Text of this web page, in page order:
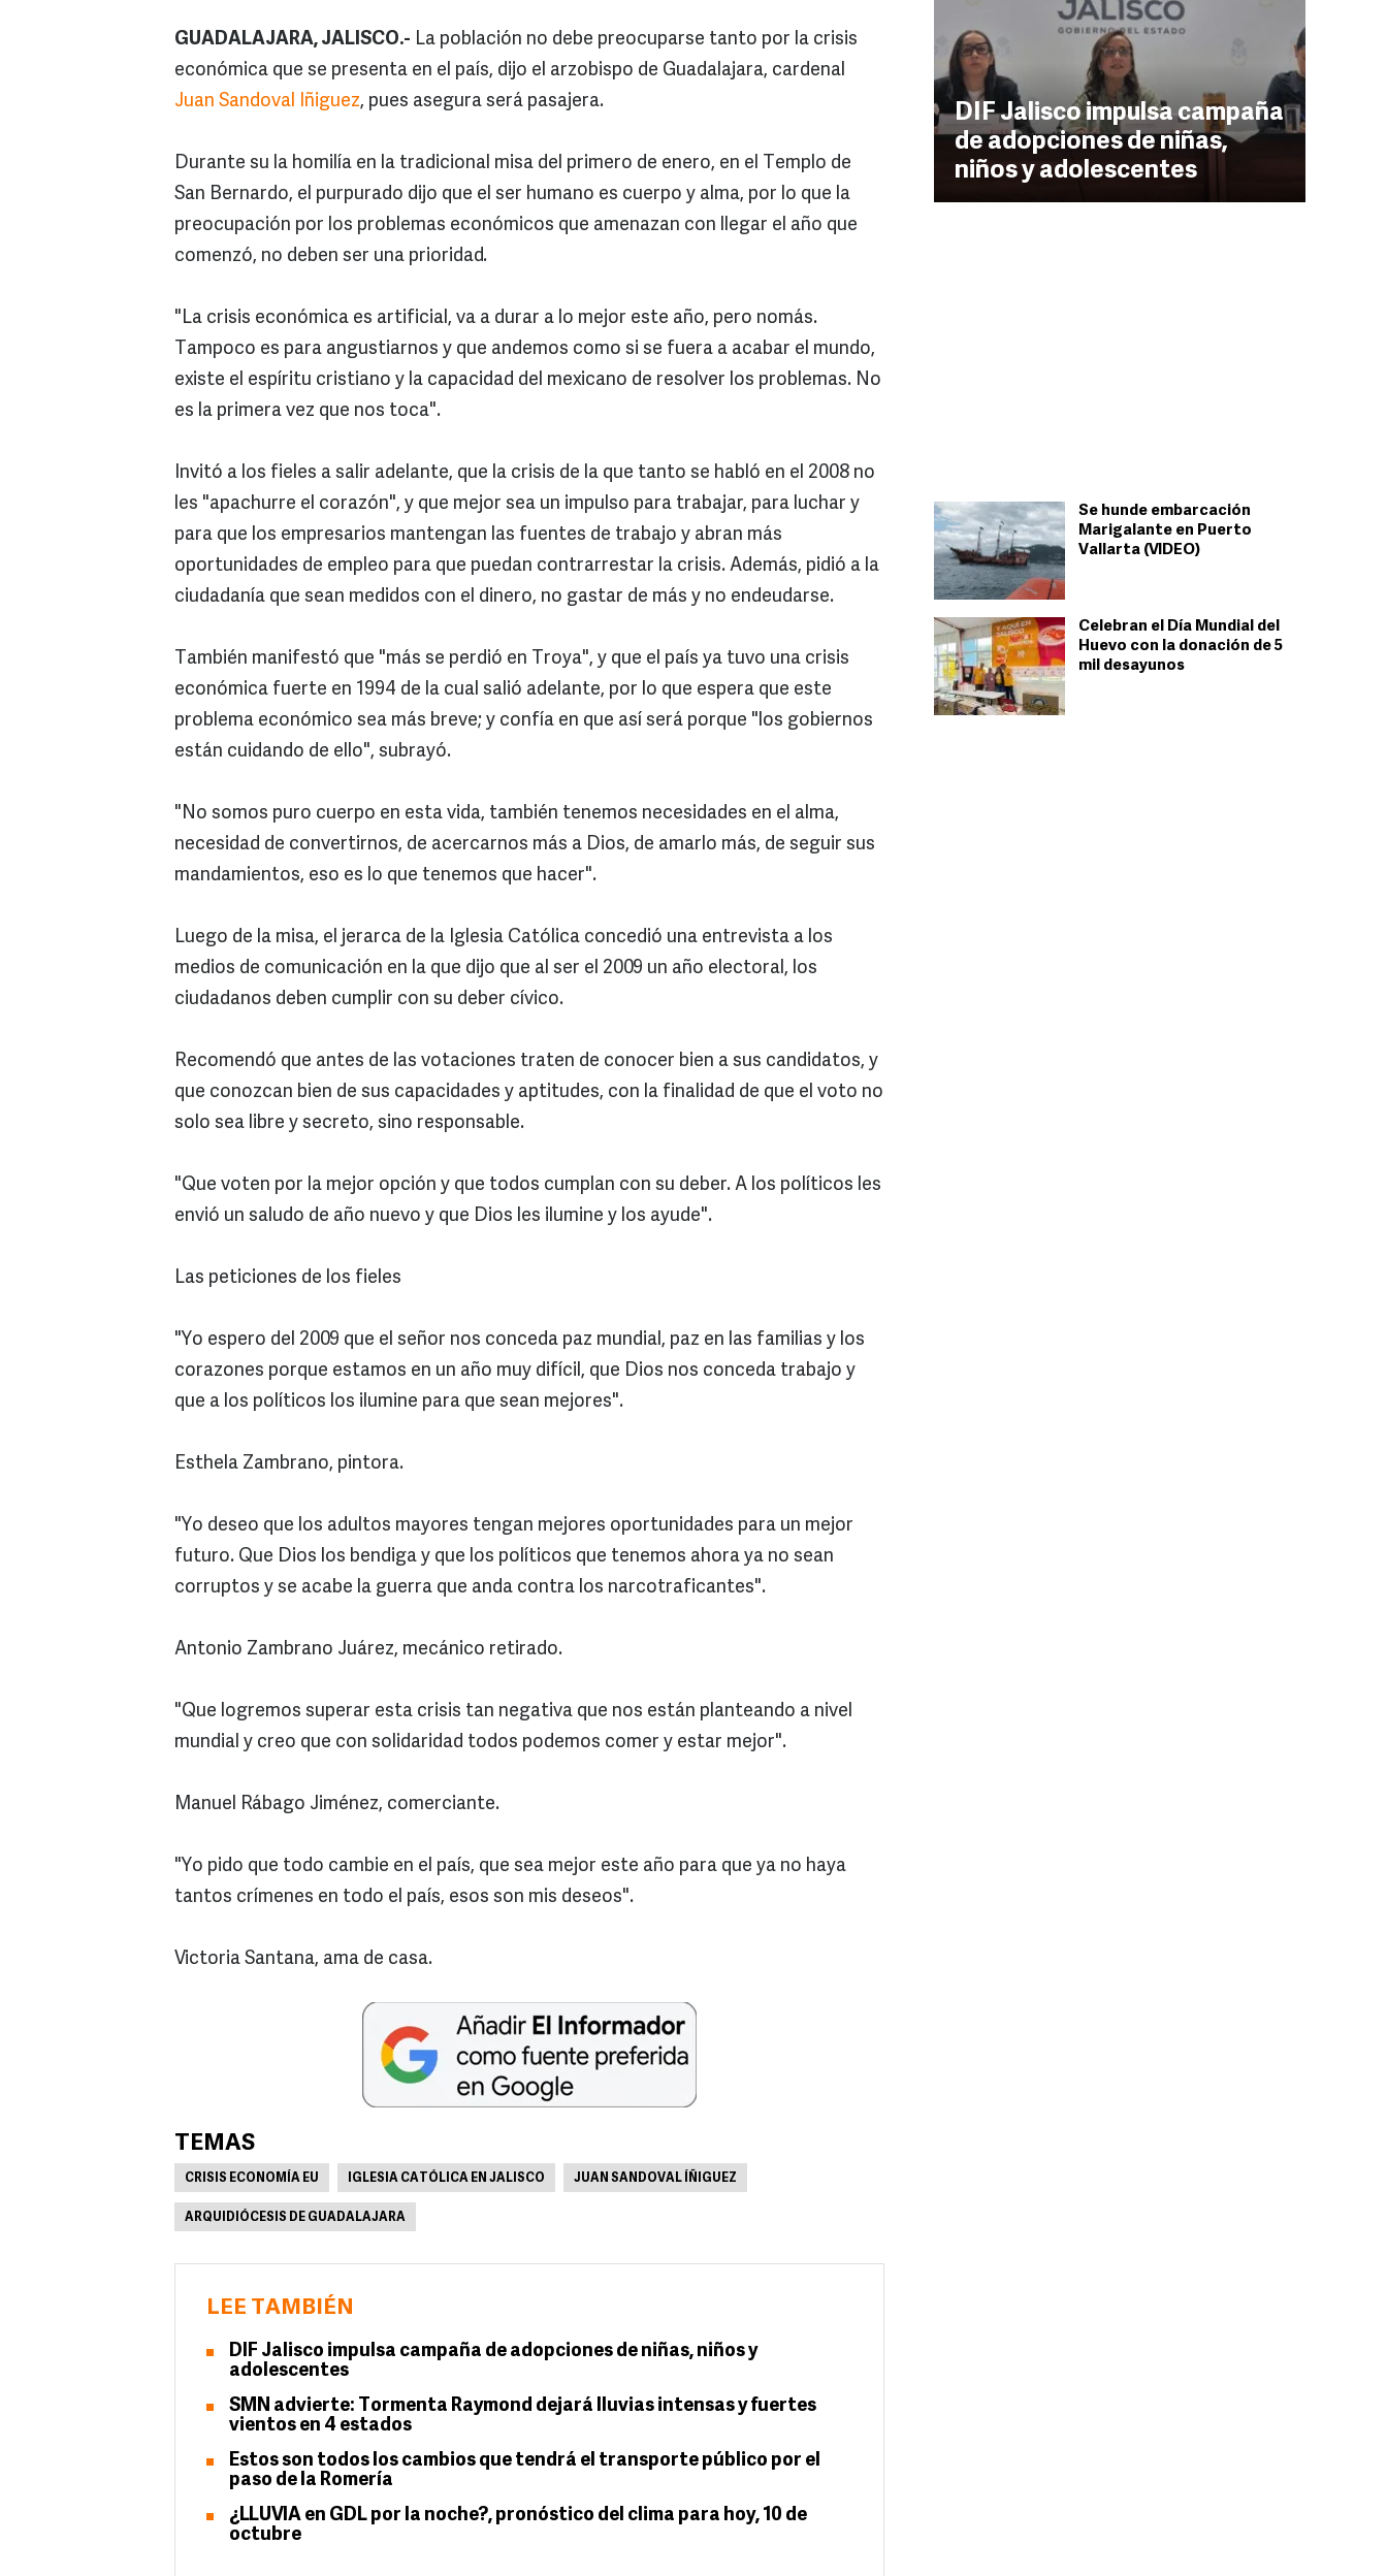
DIF Jalisco impulsa campaña
de adopciones de niñas,
niños y adolescentes
Se hunde embarcación
Marigalante en Puerto
Vallarta (VIDEO)
Celebran el Día Mundial del
Huevo con la donación de 5
mil desayunos
GUADALAJARA, JALISCO.- La población no debe preocuparse tanto por la crisis
económica que se presenta en el país, dijo el arzobispo de Guadalajara, cardenal
Juan Sandoval Iñiguez, pues asegura será pasajera.
Durante su la homilía en la tradicional misa del primero de enero, en el Templo de
San Bernardo, el purpurado dijo que el ser humano es cuerpo y alma, por lo que la
preocupación por los problemas económicos que amenazan con llegar el año que
comenzó, no deben ser una prioridad.
"La crisis económica es artificial, va a durar a lo mejor este año, pero nomás.
Tampoco es para angustiarnos y que andemos como si se fuera a acabar el mundo,
existe el espíritu cristiano y la capacidad del mexicano de resolver los problemas. No
es la primera vez que nos toca".
Invitó a los fieles a salir adelante, que la crisis de la que tanto se habló en el 2008 no
les "apachurre el corazón", y que mejor sea un impulso para trabajar, para luchar y
para que los empresarios mantengan las fuentes de trabajo y abran más
oportunidades de empleo para que puedan contrarrestar la crisis. Además, pidió a la
ciudadanía que sean medidos con el dinero, no gastar de más y no endeudarse.
También manifestó que "más se perdió en Troya", y que el país ya tuvo una crisis
económica fuerte en 1994 de la cual salió adelante, por lo que espera que este
problema económico sea más breve; y confía en que así será porque "los gobiernos
están cuidando de ello", subrayó.
"No somos puro cuerpo en esta vida, también tenemos necesidades en el alma,
necesidad de convertirnos, de acercarnos más a Dios, de amarlo más, de seguir sus
mandamientos, eso es lo que tenemos que hacer".
Luego de la misa, el jerarca de la Iglesia Católica concedió una entrevista a los
medios de comunicación en la que dijo que al ser el 2009 un año electoral, los
ciudadanos deben cumplir con su deber cívico.
Recomendó que antes de las votaciones traten de conocer bien a sus candidatos, y
que conozcan bien de sus capacidades y aptitudes, con la finalidad de que el voto no
solo sea libre y secreto, sino responsable.
"Que voten por la mejor opción y que todos cumplan con su deber. A los políticos les
envió un saludo de año nuevo y que Dios les ilumine y los ayude".
Las peticiones de los fieles
"Yo espero del 2009 que el señor nos conceda paz mundial, paz en las familias y los
corazones porque estamos en un año muy difícil, que Dios nos conceda trabajo y
que a los políticos los ilumine para que sean mejores".
Esthela Zambrano, pintora.
"Yo deseo que los adultos mayores tengan mejores oportunidades para un mejor
futuro. Que Dios los bendiga y que los políticos que tenemos ahora ya no sean
corruptos y se acabe la guerra que anda contra los narcotraficantes".
Antonio Zambrano Juárez, mecánico retirado.
"Que logremos superar esta crisis tan negativa que nos están planteando a nivel
mundial y creo que con solidaridad todos podemos comer y estar mejor".
Manuel Rábago Jiménez, comerciante.
"Yo pido que todo cambie en el país, que sea mejor este año para que ya no haya
tantos crímenes en todo el país, esos son mis deseos".
Victoria Santana, ama de casa.
TEMAS
CRISIS ECONOMÍA EU IGLESIA CATÓLICA EN JALISCO JUAN SANDOVAL ÍÑIGUEZ
ARQUIDIÓCESIS DE GUADALAJARA
LEE TAMBIÉN
DIF Jalisco impulsa campaña de adopciones de niñas, niños y
adolescentes
SMN advierte: Tormenta Raymond dejará lluvias intensas y fuertes
vientos en 4 estados
Estos son todos los cambios que tendrá el transporte público por el
paso de la Romería
¿LLUVIA en GDL por la noche?, pronóstico del clima para hoy, 10 de
octubre